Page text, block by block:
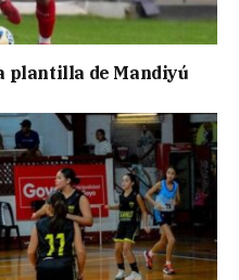
plantilla de Mandiyú